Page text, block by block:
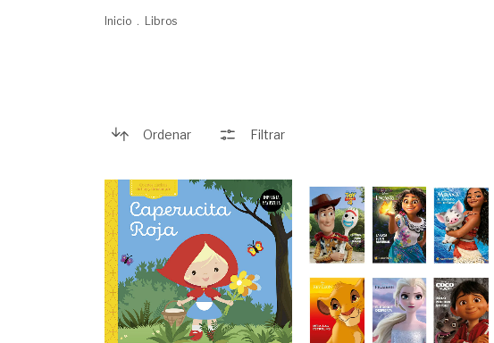
Inicio . Libros
Ordenar Filtrar